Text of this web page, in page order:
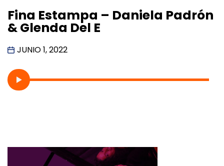
Fina Estampa – Daniela Padrón
& Glenda Del E
JUNIO 1, 2022